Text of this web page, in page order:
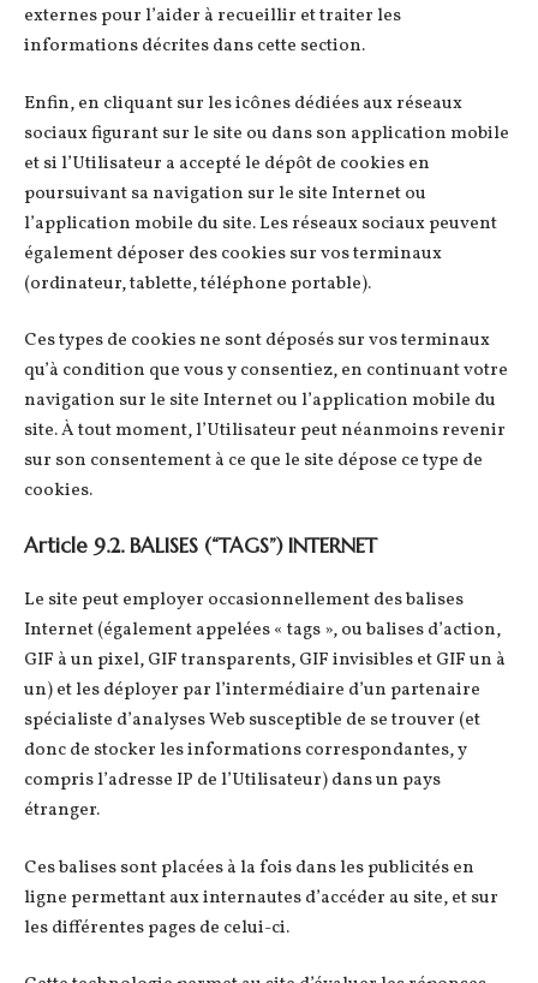
externes pour l’aider à recueillir et traiter les
informations décrites dans cette section.
Enfin, en cliquant sur les icônes dédiées aux réseaux
sociaux figurant sur le site ou dans son application mobile
et si l’Utilisateur a accepté le dépôt de cookies en
poursuivant sa navigation sur le site Internet ou
l’application mobile du site. Les réseaux sociaux peuvent
également déposer des cookies sur vos terminaux
(ordinateur, tablette, téléphone portable).
Ces types de cookies ne sont déposés sur vos terminaux
qu’à condition que vous y consentiez, en continuant votre
navigation sur le site Internet ou l’application mobile du
site. À tout moment, l’Utilisateur peut néanmoins revenir
sur son consentement à ce que le site dépose ce type de
cookies.
Article 9.2. BALISES (“TAGS”) INTERNET
Le site peut employer occasionnellement des balises
Internet (également appelées « tags », ou balises d’action,
GIF à un pixel, GIF transparents, GIF invisibles et GIF un à
un) et les déployer par l’intermédiaire d’un partenaire
spécialiste d’analyses Web susceptible de se trouver (et
donc de stocker les informations correspondantes, y
compris l’adresse IP de l’Utilisateur) dans un pays
étranger.
Ces balises sont placées à la fois dans les publicités en
ligne permettant aux internautes d’accéder au site, et sur
les différentes pages de celui-ci.